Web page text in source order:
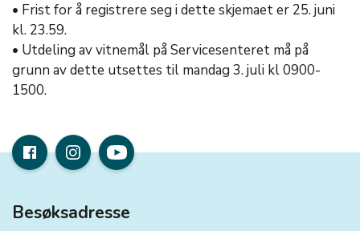
• Frist for å registrere seg i dette skjemaet er 25. juni
kl. 23.59.
• Utdeling av vitnemål på Servicesenteret må på
grunn av dette utsettes til mandag 3. juli kl 0900-
1500.
Besøksadresse